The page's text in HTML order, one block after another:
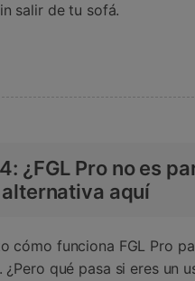
salir de tu sofá.
¿FGL Pro no es
aquí
cómo funciona FGL Pro
¿Pero qué pasa si eres un